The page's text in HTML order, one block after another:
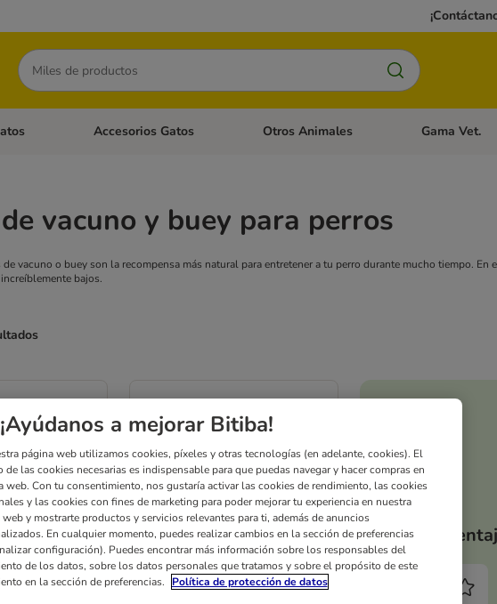
Buscar
abierto: Accesorios Perros
Menú de categoria abierto: Comida Gatos
Accesorios Gatos Menú de categoria abierto: Accesorios Gatos
Otros Animales Menú de
Gama Vet.
vacuno y buey para perros
vacuno o buey son la recompensa más natural para entretener a tu perro durante mucho tiempo.
bajos.
Tus
¡Ayúdanos a mejorar Bitiba!
página web utilizamos cookies, píxeles y otras tecnologías (en adelante, cookies). El
de las cookies necesarias es indispensable para que puedas navegar y hacer compras en
web. Con tu consentimiento, nos gustaría activar las cookies de rendimiento, las cookies
y las cookies con fines de marketing para poder mejorar tu experiencia en nuestra
web y mostrarte productos y servicios relevantes para ti, además de anuncios
En cualquier momento, puedes realizar cambios en la sección de preferencias
configuración). Puedes encontrar más información sobre los responsables del
de los datos, sobre los datos personales que tratamos y sobre el propósito de este
en la sección de preferencias.
Política de protección de datos